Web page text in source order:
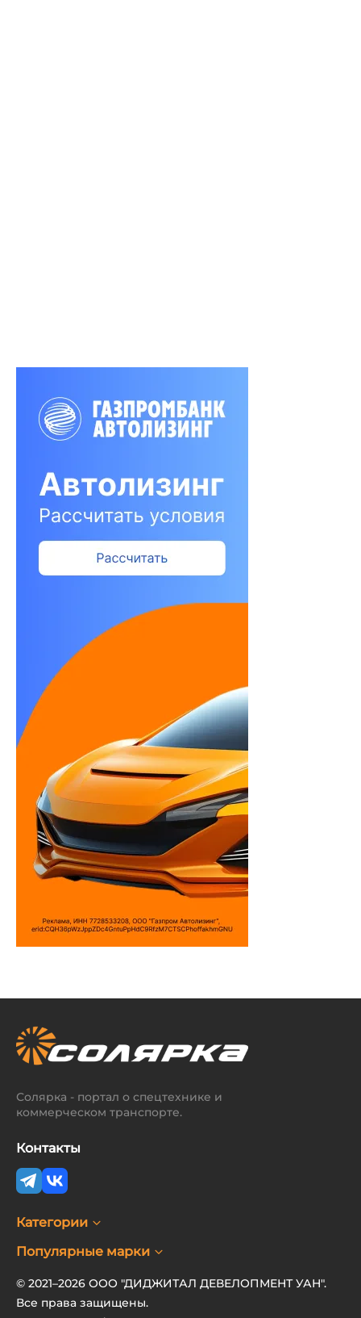
Солярка - портал о спецтехнике и
коммерческом транспорте.
Контакты
Категории
Популярные марки
© 2021–2026 ООО "ДИДЖИТАЛ ДЕВЕЛОПМЕНТ УАН".
Все права защищены.